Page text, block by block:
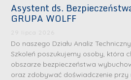
Asystent ds.
GRUPA WOLFF
29 lipca 2026
Do naszego Działu Analiz
Szkoleń poszukujemy osoby, która
obszarze bezpieczeństwa
oraz zdobywać doświadczenie